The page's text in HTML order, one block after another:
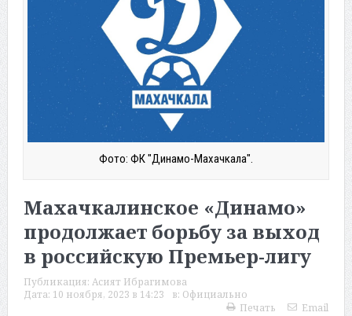
Фото: ФК "Динамо-Махачкала".
Махачкалинское «Динамо»
продолжает борьбу за выход
в российскую Премьер-лигу
Публикация: Асият Ибрагимова
Дата: 10 ноября, 2023 в 14:23 в: Официально
Печать
Email